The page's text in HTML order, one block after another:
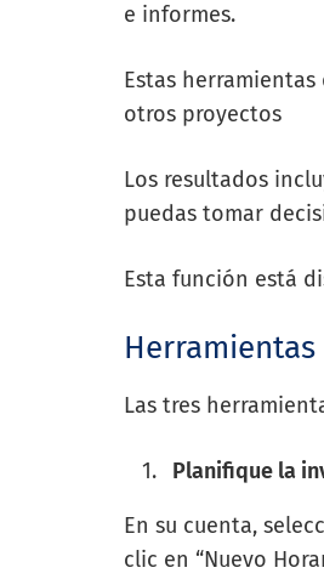
e informes.
Estas
otros proyectos
Los resultados
puedas tomar
Esta función está
Las tres
Planifique la
En su cuenta,
clic en “Nuevo